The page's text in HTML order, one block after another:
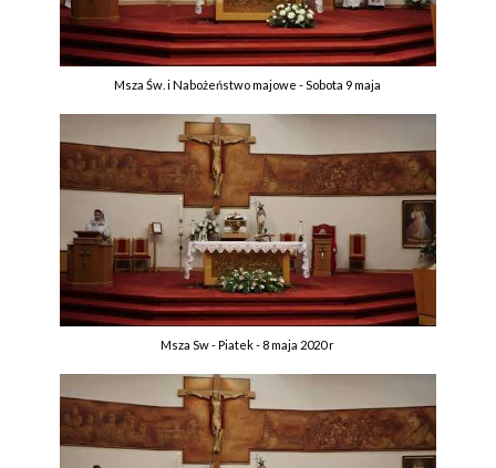
Msza Św. i Nabożeństwo majowe - Sobota 9 maja
Msza Sw - Piatek - 8 maja 2020 r